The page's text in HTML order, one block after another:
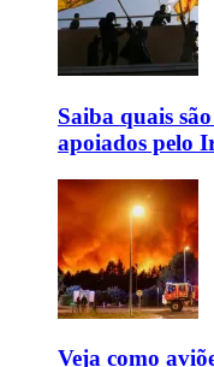
Saiba quais
apoiados pelo
Veja como